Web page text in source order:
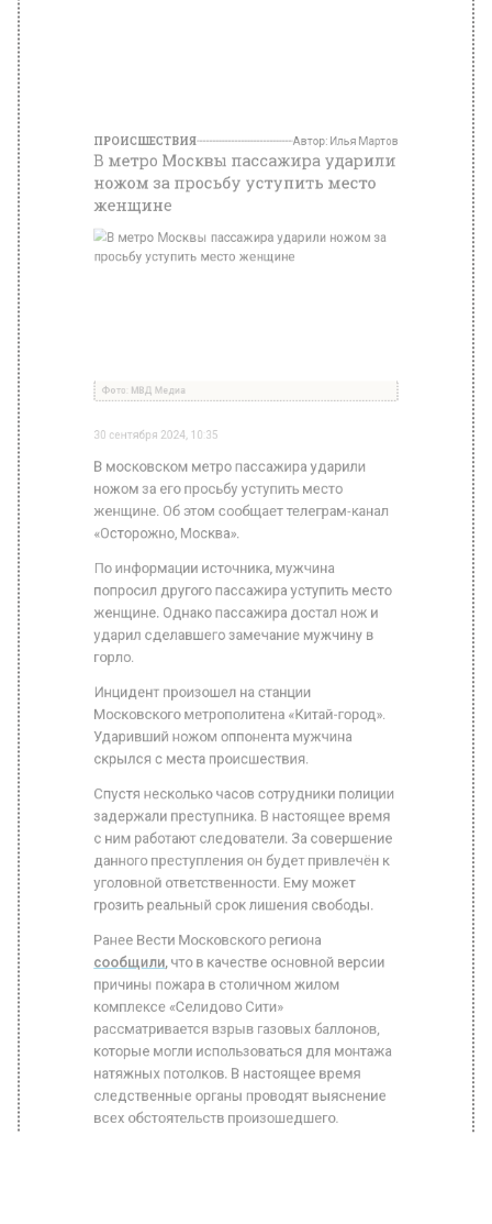
Фото: МВД Медиа
женщине. Об этом сообщает телеграм-канал
По информации источника, мужчина
попросил другого пассажира уступить место
женщине. Однако пассажира достал нож и
ударил сделавшего замечание мужчину в
горло.
Инцидент произошел на станции
Московского метрополитена «Китай-город».
Ударивший ножом оппонента мужчина
скрылся с места происшествия.
Спустя несколько часов сотрудники полиции
задержали преступника. В настоящее время
с ним работают следователи. За совершение
данного преступления он будет привлечён к
уголовной ответственности. Ему может
грозить реальный срок лишения свободы.
Ранее Вести Московского региона
сообщили, что в качестве основной версии
причины пожара в столичном жилом
комплексе «Селидово Сити»
рассматривается взрыв газовых баллонов,
которые могли использоваться для монтажа